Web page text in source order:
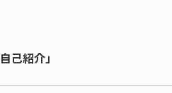
己紹介」